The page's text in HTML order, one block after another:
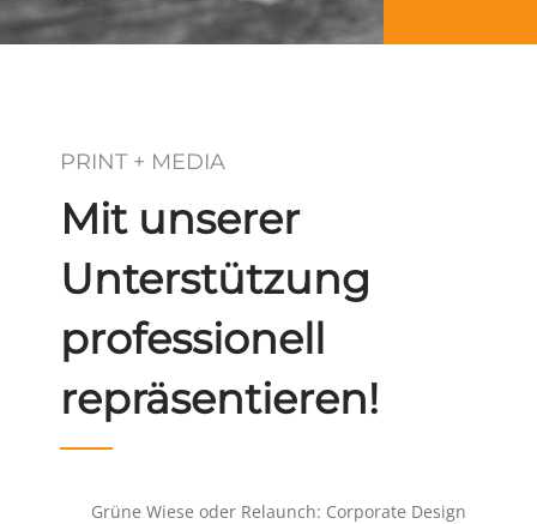
PRINT + MEDIA
Mit unserer
Unterstützung
professionell
repräsentieren!
Grüne Wiese oder Relaunch: Corporate Design